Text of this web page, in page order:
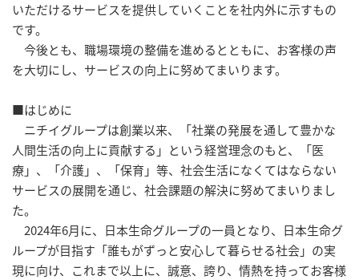
いただけるサービスを提供していくことを社内外に示すもの
です。
今後とも、職場環境の整備を進めるとともに、お客様の声
を大切にし、サービスの向上に努めてまいります。
■はじめに
ニチイグループは創業以来、「社業の発展を通して豊かな
人間生活の向上に貢献する」という経営理念のもと、「医
療」、「介護」、「保育」等、社会生活になくてはならない
サービスの展開を通じ、社会課題の解決に努めてまいりまし
た。
2024年6月に、日本生命グループの一員となり、日本生命グ
ループが目指す「誰もがずっと安心して暮らせる社会」の実
現に向け、これまで以上に、誠意、誇り、情熱を持ってお客様